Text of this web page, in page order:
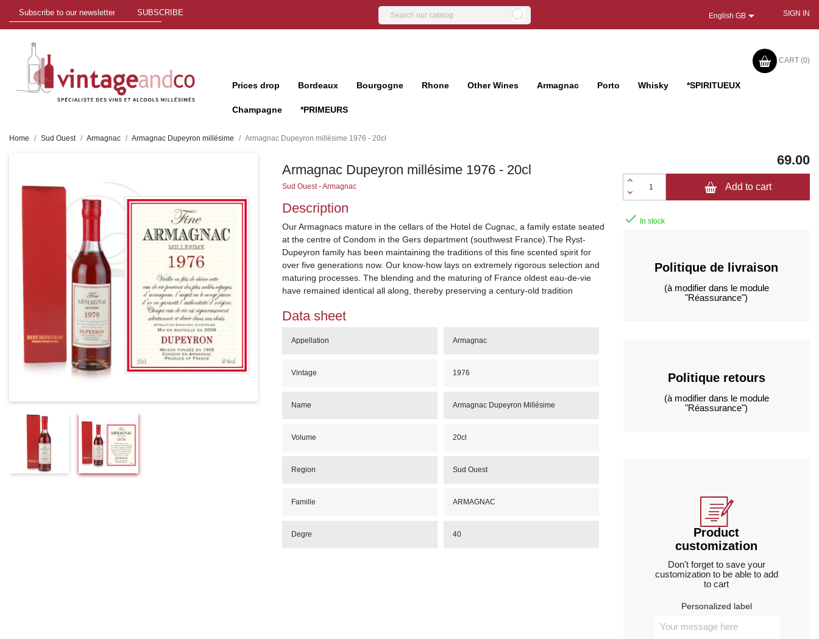
SUBSCRIBE English GB SIGN IN
CART (0)
Prices drop Bordeaux Bourgogne Rhone Other Wines Armagnac Porto Whisky *SPIRITUEUX
Champagne *PRIMEURS
Home Sud Ouest Armagnac Armagnac Dupeyron millésime Armagnac Dupeyron millésime 1976 - 20cl
Armagnac Dupeyron millésime 1976 - 20cl
Sud Ouest-Armagnac
Description
Our Armagnacs mature in the cellars of the Hotel de Cugnac, a family estate seated
at the centre of Condom in the Gers department (southwest France).The Ryst-
Dupeyron family has been maintaining the traditions of this fine scented spirit for
over five generations now. Our know-how lays on extremely rigorous selection and
maturing processes. The blending and the maturing of France oldest eau-de-vie
have remained identical all along, thereby preserving a century-old tradition
Data sheet
Appellation Armagnac
Vintage 1976
Name Armagnac Dupeyron Millésime
Volume 20cl
Region Sud Ouest
Famille ARMAGNAC
Degre 40
69.00
Add to cart
 In stock
Politique de livraison
(à modifier dans le module
"Réassurance")
Politique retours
(à modifier dans le module
"Réassurance")
Product
customization
Don't forget to save your
customization to be able to add
to cart
Personalized label